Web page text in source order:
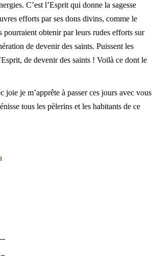
C’est l’Esprit qui donne la sagesse
efforts par ses dons divins, comme le
pourraient obtenir par leurs rudes efforts sur
de devenir des saints. Puissent les
de devenir des saints ! Voilà ce dont le
je m’apprête à passer ces jours avec vous
tous les pèlerins et les habitants de ce